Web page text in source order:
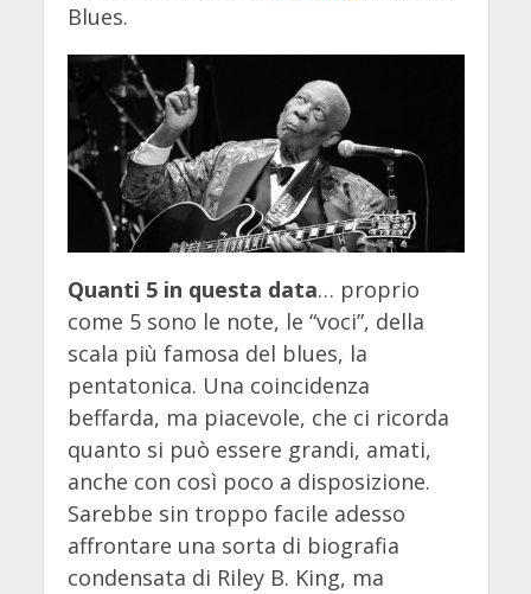
Blues.
Quanti 5 in questa data… proprio
come 5 sono le note, le “voci”, della
scala più famosa del blues, la
pentatonica. Una coincidenza
beffarda, ma piacevole, che ci ricorda
quanto si può essere grandi, amati,
anche con così poco a disposizione.
Sarebbe sin troppo facile adesso
affrontare una sorta di biografia
condensata di Riley B. King, ma